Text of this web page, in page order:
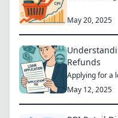
May 20, 2025
Refunds
Applying for a
or...
May 12, 2025